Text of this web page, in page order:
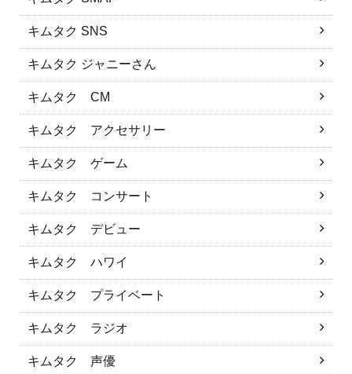
キムタク SNS
キムタク ジャニーさん
キムタク CM
キムタク アクセサリー
キムタク ゲーム
キムタク コンサート
キムタク デビュー
キムタク ハワイ
キムタク プライベート
キムタク ラジオ
キムタク 声優